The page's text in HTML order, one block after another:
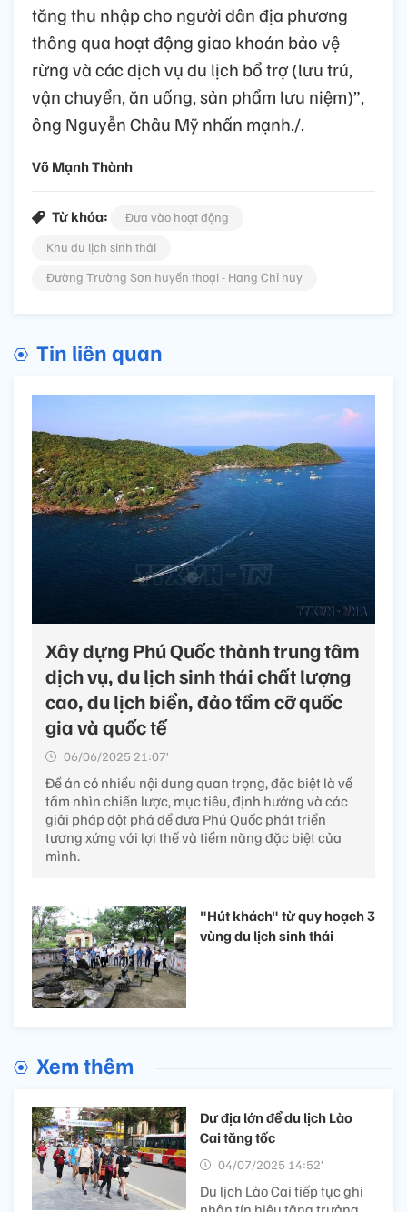
tăng thu nhập cho người dân địa phương
thông qua hoạt động giao khoán bảo vệ
rừng và các dịch vụ du lịch bổ trợ (lưu trú,
vận chuyển, ăn uống, sản phẩm lưu niệm)”,
ông Nguyễn Châu Mỹ nhấn mạnh./.
Võ Mạnh Thành
Từ khóa:
Đưa vào hoạt động
Khu du lịch sinh thái
Đường Trường Sơn huyền thoại - Hang Chỉ huy
Tin liên quan
Xây dựng Phú Quốc thành trung tâm
dịch vụ, du lịch sinh thái chất lượng
cao, du lịch biển, đảo tầm cỡ quốc
gia và quốc tế
06/06/2025 21:07’
Đề án có nhiều nội dung quan trọng, đặc biệt là về
tầm nhìn chiến lược, mục tiêu, định hướng và các
giải pháp đột phá để đưa Phú Quốc phát triển
tương xứng với lợi thế và tiềm năng đặc biệt của
mình.
"Hút khách" từ quy hoạch 3
vùng du lịch sinh thái
Xem thêm
Dư địa lớn để du lịch Lào
Cai tăng tốc
04/07/2025 14:52’
Du lịch Lào Cai tiếp tục ghi